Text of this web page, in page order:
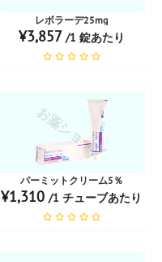
レボラーデ25mg
¥3,857 /1 錠あたり
お薬ショップ
パーミットクリーム5％
¥1,310 /1 チューブあたり